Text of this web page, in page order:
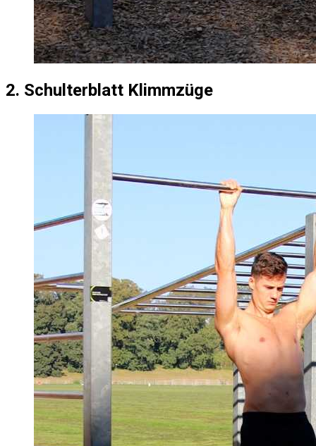
2. Schulterblatt Klimmzüge